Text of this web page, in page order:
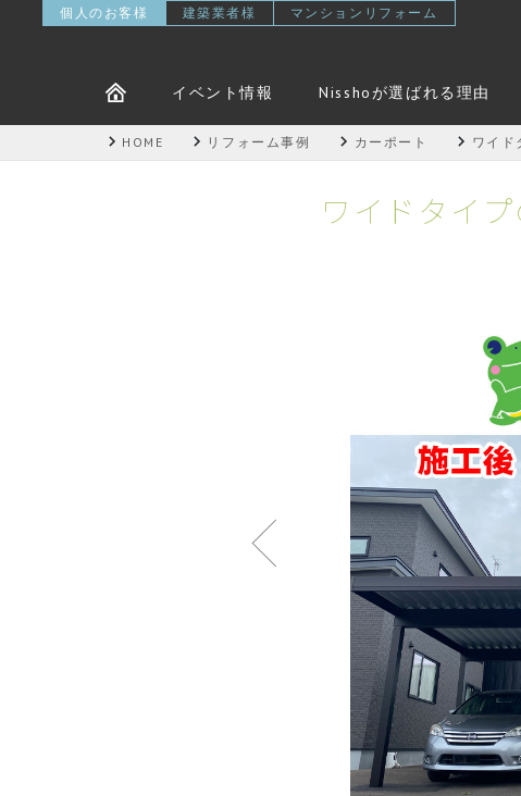
個人のお客様 建築業者様 マンションリフォーム
イベント情報 Nisshoが選ばれる理由
HOME リフォーム事例 カーポート ワイド
ワイドタイ